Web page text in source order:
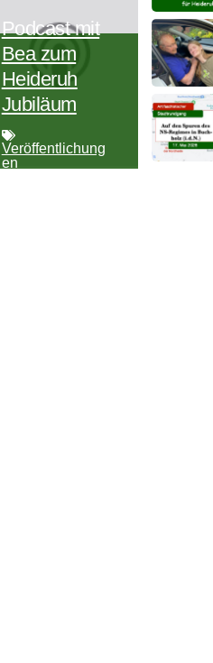
Podcast mit
Bea zum
Heideruh
Jubiläum
Veröffentlichung
en